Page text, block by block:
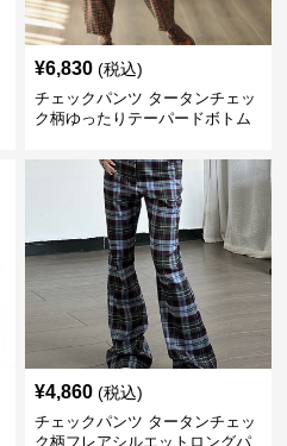
¥6,830 (税込)
チェックパンツ タータンチェッ
ク柄ゆったりテーパードボトム
¥4,860 (税込)
チェックパンツ タータンチェッ
ク柄フレアシルエットロングパ